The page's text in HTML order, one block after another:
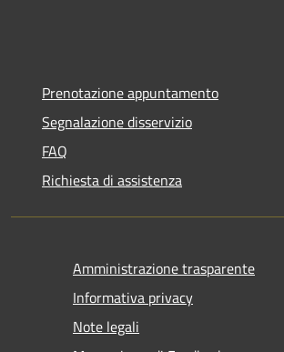
Prenotazione appuntamento
Segnalazione disservizio
FAQ
Richiesta di assistenza
Amministrazione trasparente
Informativa privacy
Note legali